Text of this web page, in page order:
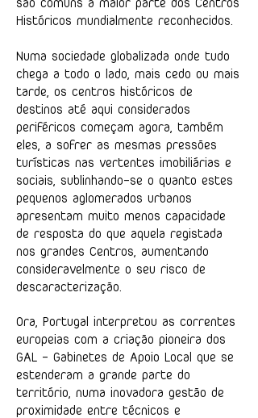
são comuns à maior parte dos Centros
Históricos mundialmente reconhecidos.
Numa sociedade globalizada onde tudo
chega a todo o lado, mais cedo ou mais
tarde, os centros históricos de
destinos até aqui considerados
periféricos começam agora, também
eles, a sofrer as mesmas pressões
turísticas nas vertentes imobiliárias e
sociais, sublinhando-se o quanto estes
pequenos aglomerados urbanos
apresentam muito menos capacidade
de resposta do que aquela registada
nos grandes Centros, aumentando
consideravelmente o seu risco de
descaracterização.
Ora, Portugal interpretou as correntes
europeias com a criação pioneira dos
GAL – Gabinetes de Apoio Local que se
estenderam a grande parte do
território, numa inovadora gestão de
proximidade entre técnicos e